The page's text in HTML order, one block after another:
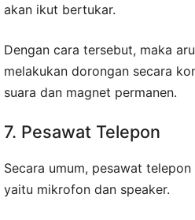
akan ikut bertukar.
Dengan cara tersebut, maka
melakukan dorongan secara
suara dan magnet permanen.
7. Pesawat Telepon
Secara umum, pesawat
yaitu mikrofon dan speaker.